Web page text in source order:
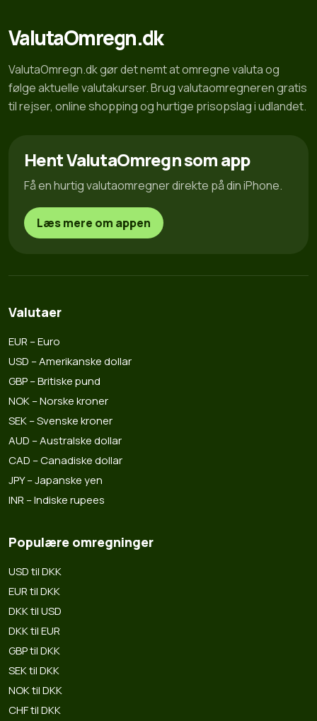
ValutaOmregn.dk
ValutaOmregn.dk gør det nemt at omregne valuta og
følge aktuelle valutakurser. Brug valutaomregneren gratis
til rejser, online shopping og hurtige prisopslag i udlandet.
Hent ValutaOmregn som app
Få en hurtig valutaomregner direkte på din iPhone.
Læs mere om appen
Valutaer
EUR – Euro
USD – Amerikanske dollar
GBP – Britiske pund
NOK – Norske kroner
SEK – Svenske kroner
AUD – Australske dollar
CAD – Canadiske dollar
JPY – Japanske yen
INR – Indiske rupees
Populære omregninger
USD til DKK
EUR til DKK
DKK til USD
DKK til EUR
GBP til DKK
SEK til DKK
NOK til DKK
CHF til DKK